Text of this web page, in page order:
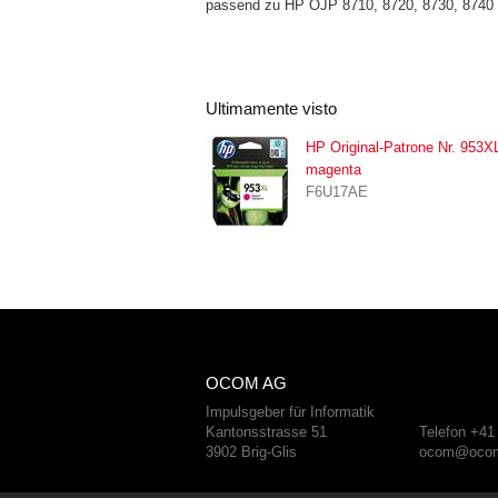
passend zu HP OJP 8710, 8720, 8730, 8740
Ultimamente visto
HP Original-Patrone Nr.
magenta
F6U17AE
OCOM AG
Impulsgeber für Informatik
Kantonsstrasse 51
3902 Brig-Glis
Telefon